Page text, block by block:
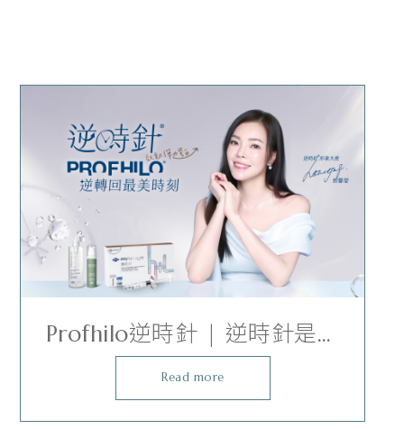
Profhilo逆時針 | 逆時針是什
麼？液態電波療程完整解析
Read more